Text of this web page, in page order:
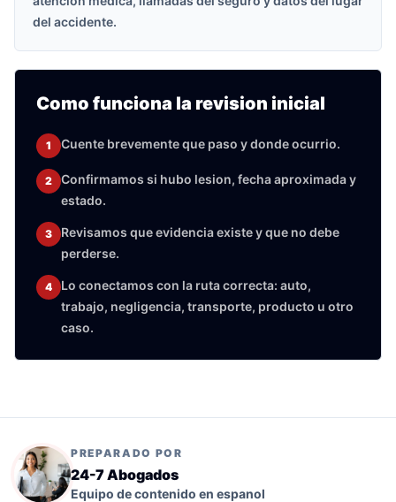
del accidente.
Como funciona la revision inicial
1 Cuente brevemente que paso y donde ocurrio.
2
Confirmamos si hubo lesion, fecha aproximada y
estado.
3
Revisamos que evidencia existe y que no debe
perderse.
4
Lo conectamos con la ruta correcta: auto,
trabajo, negligencia, transporte, producto u otro
caso.
PREPARADO POR
24-7 Abogados
Equipo de contenido en espanol